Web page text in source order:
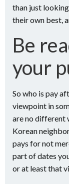
than just
their own best,
Be
your
So who is pay
viewpoint in
are no different
Korean
pays for not
part of dates
or at least that